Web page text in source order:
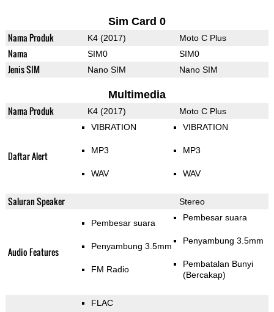
Sim Card 0
Nama Produk K4 (2017) Moto C Plus
Nama SIM0 SIM0
Jenis SIM Nano SIM Nano SIM
Multimedia
Nama Produk K4 (2017) Moto C Plus
Daftar Alert
VIBRATION
MP3
WAV
VIBRATION
MP3
WAV
Saluran Speaker Stereo
Audio Features
Pembesar suara
Penyambung 3.5mm
FM Radio
Pembesar suara
Penyambung 3.5mm
Pembatalan Bunyi
(Bercakap)
FLAC